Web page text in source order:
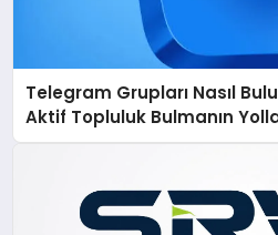
Telegram Grupları Nasıl
Aktif Topluluk Bulmanın